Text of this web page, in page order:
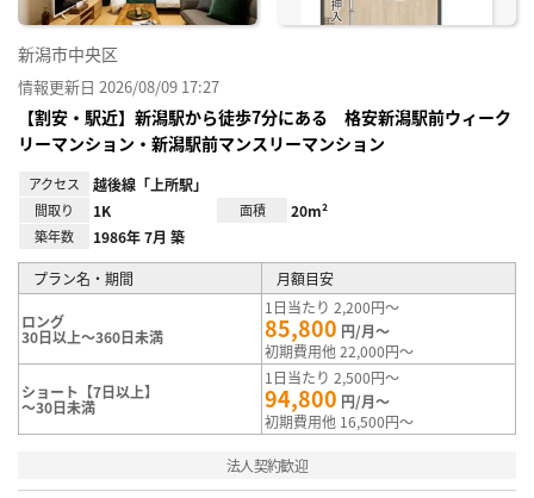
新潟市中央区
情報更新日 2026/08/09 17:27
【割安・駅近】新潟駅から徒歩7分にある 格安新潟駅前ウィーク
リーマンション・新潟駅前マンスリーマンション
アクセス 越後線「上所駅」
間取り 1K 面積 20m²
築年数 1986年 7月 築
プラン名・期間 月額目安
ロング
30日以上～360日未満
1日当たり 2,200円～
85,800 円/月～
初期費用他 22,000円～
ショート【7日以上】
～30日未満
1日当たり 2,500円～
94,800 円/月～
初期費用他 16,500円～
法人契約歓迎